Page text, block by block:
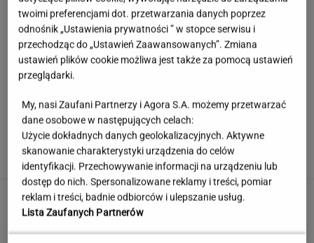
Księżniczka musi iść do wojska. Tyle czasu
spędzi w armii
Urzędnicy pukają do domów. Chcą paragonów
MATERIAŁ PROMOCYJNY
twoimi preferencjami dot. przetwarzania danych poprzez
odnośnik „Ustawienia prywatności ” w stopce serwisu i
przechodząc do „Ustawień Zaawansowanych”. Zmiana
ustawień plików cookie możliwa jest także za pomocą ustawień
przeglądarki.
My, nasi Zaufani Partnerzy i Agora S.A. możemy przetwarzać
dane osobowe w następujących celach:
Użycie dokładnych danych geolokalizacyjnych. Aktywne
skanowanie charakterystyki urządzenia do celów
identyfikacji. Przechowywanie informacji na urządzeniu lub
dostęp do nich. Spersonalizowane reklamy i treści, pomiar
reklam i treści, badnie odbiorców i ulepszanie usług.
Lista Zaufanych Partnerów